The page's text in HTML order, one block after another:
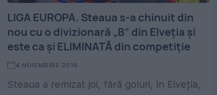
LIGA EUROPA. Steaua s-a chinuit din
nou cu o divizionară „B” din Elveția și
este ca și ELIMINATĂ din competiție
4 NOIEMBRIE 2016
Steaua a remizat joi, fără goluri, în Elveția,